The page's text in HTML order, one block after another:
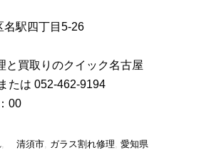
名駅四丁目5-26
と買取りのクイック名古屋
たは 052-462-9194
00
清須市 ガラス割れ修理 愛知県